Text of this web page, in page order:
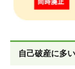
自己破産に多